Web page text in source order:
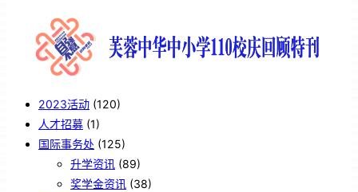
2023活动 (120)
人才招募 (1)
国际事务处 (125)
升学资讯 (89)
奖学金资讯 (38)